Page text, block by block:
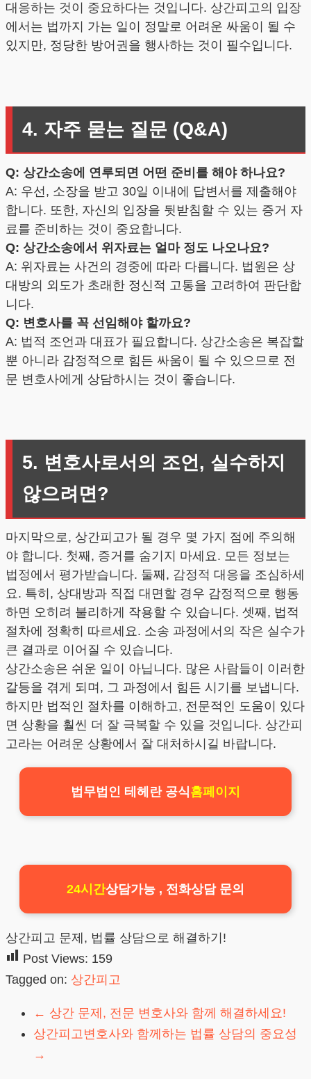
대응하는 것이 중요하다는 것입니다. 상간피고의 입장
에서는 법까지 가는 일이 정말로 어려운 싸움이 될 수
있지만, 정당한 방어권을 행사하는 것이 필수입니다.
4. 자주 묻는 질문 (Q&A)
Q: 상간소송에 연루되면 어떤 준비를 해야 하나요?
A: 우선, 소장을 받고 30일 이내에 답변서를 제출해야
합니다. 또한, 자신의 입장을 뒷받침할 수 있는 증거 자
료를 준비하는 것이 중요합니다.
Q: 상간소송에서 위자료는 얼마 정도 나오나요?
A: 위자료는 사건의 경중에 따라 다릅니다. 법원은 상
대방의 외도가 초래한 정신적 고통을 고려하여 판단합
니다.
Q: 변호사를 꼭 선임해야 할까요?
A: 법적 조언과 대표가 필요합니다. 상간소송은 복잡할
뿐 아니라 감정적으로 힘든 싸움이 될 수 있으므로 전
문 변호사에게 상담하시는 것이 좋습니다.
5. 변호사로서의 조언, 실수하지
않으려면?
마지막으로, 상간피고가 될 경우 몇 가지 점에 주의해
야 합니다. 첫째, 증거를 숨기지 마세요. 모든 정보는
법정에서 평가받습니다. 둘째, 감정적 대응을 조심하세
요. 특히, 상대방과 직접 대면할 경우 감정적으로 행동
하면 오히려 불리하게 작용할 수 있습니다. 셋째, 법적
절차에 정확히 따르세요. 소송 과정에서의 작은 실수가
큰 결과로 이어질 수 있습니다.
상간소송은 쉬운 일이 아닙니다. 많은 사람들이 이러한
갈등을 겪게 되며, 그 과정에서 힘든 시기를 보냅니다.
하지만 법적인 절차를 이해하고, 전문적인 도움이 있다
면 상황을 훨씬 더 잘 극복할 수 있을 것입니다. 상간피
고라는 어려운 상황에서 잘 대처하시길 바랍니다.
법무법인 테헤란 공식홈페이지
24시간상담가능 , 전화상담 문의
상간피고 문제, 법률 상담으로 해결하기!
Post Views: 159
Tagged on: 상간피고
← 상간 문제, 전문 변호사와 함께 해결하세요!
상간피고변호사와 함께하는 법률 상담의 중요성
→